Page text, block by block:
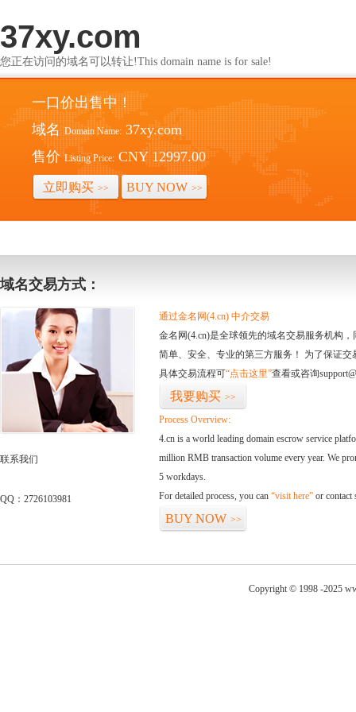
37xy.com
您正在访问的域名可以转让!This domain name is for sale!
一口价出售中！
域名 Domain Name: 37xy.com
售价 Listing Price: CNY 12997.00
立即购买 >> BUY NOW >>
域名交易方式：
联系我们
QQ：2726103981
通过金名网(4.cn) 中介交易
金名网(4.cn)是全球领先的域名交易服务机构
简单、安全、专业的第三方服务！ 为了保证
具体交易流程可“点击这里”查看或咨询
我要购买 >>
Process Overview:
4.cn is a world leading domain escrow service
million RMB transaction volume every year. We
5 workdays.
For detailed process, you can “visit here” or contact
BUY NOW >>
Copyright © 1998 -2025